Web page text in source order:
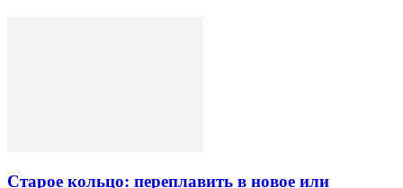
Старое кольцо: переплавить в новое или